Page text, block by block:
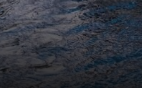
Meta Platform
Inc.
.visitlofoten.com
3 months
Google LLC
.doubleclick.net
1 year
.c.clarity.ms Session